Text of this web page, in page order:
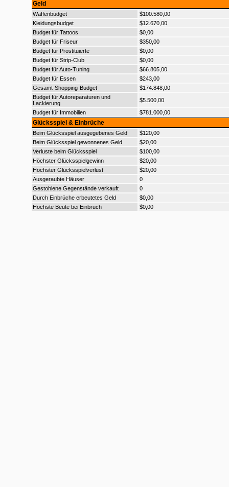
Geld
Waffenbudget
$100.580,00
Kleidungsbudget
$12.670,00
Budget für Tattoos
$0,00
Budget für Friseur
$350,00
Budget für Prostituierte
$0,00
Budget für Strip-Club
$0,00
Budget für Auto-Tuning
$66.805,00
Budget für Essen
$243,00
Gesamt-Shopping-Budget
$174.848,00
Budget für Autoreparaturen und
Lackierung
$5.500,00
Budget für Immobilien
$781.000,00
Glücksspiel & Einbrüche
Beim Glücksspiel ausgegebenes Geld
$120,00
Beim Glücksspiel gewonnenes Geld
$20,00
Verluste beim Glücksspiel
$100,00
Höchster Glücksspielgewinn
$20,00
Höchster Glücksspielverlust
$20,00
Ausgeraubte Häuser
0
Gestohlene Gegenstände verkauft
0
Durch Einbrüche erbeutetes Geld
$0,00
Höchste Beute bei Einbruch
$0,00